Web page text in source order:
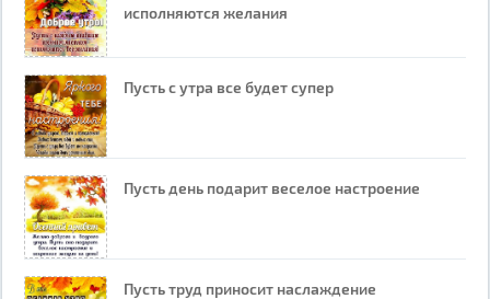
исполняются желания
Пусть с утра все будет супер
Пусть день подарит веселое настроение
Пусть труд приносит наслаждение